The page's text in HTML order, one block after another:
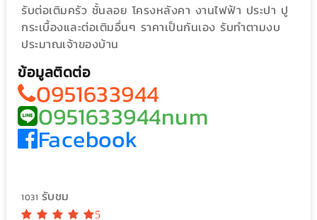
รับต่อเติมครัว ชั้นลอย โครงหลังคา งานไฟฟ้า ประปา ปู
กระเบื้องและต่อเติมอื่นๆ ราคาเป็นกันเอง รับทำตามงบ
ประมาณเจ้าของบ้าน
ข้อมูลติดต่อ
0951633944
0951633944num
Facebook
1031 รับชม
5